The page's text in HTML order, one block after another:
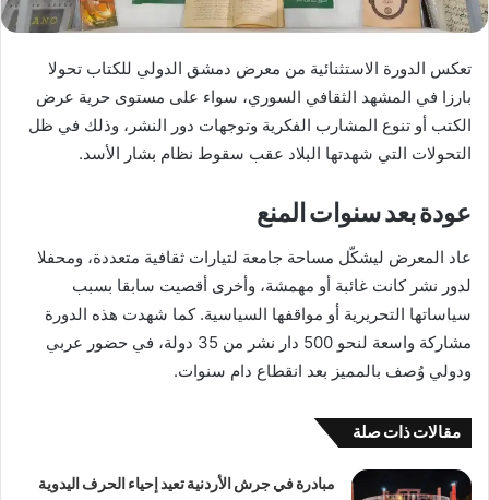
تعكس الدورة الاستثنائية من معرض دمشق الدولي للكتاب تحولا
بارزا في المشهد الثقافي السوري، سواء على مستوى حرية عرض
الكتب أو تنوع المشارب الفكرية وتوجهات دور النشر، وذلك في ظل
التحولات التي شهدتها البلاد عقب سقوط نظام بشار الأسد.
عودة بعد سنوات المنع
عاد المعرض ليشكّل مساحة جامعة لتيارات ثقافية متعددة، ومحفلا
لدور نشر كانت غائبة أو مهمشة، وأخرى أقصيت سابقا بسبب
سياساتها التحريرية أو مواقفها السياسية. كما شهدت هذه الدورة
مشاركة واسعة لنحو 500 دار نشر من 35 دولة، في حضور عربي
ودولي وُصف بالمميز بعد انقطاع دام سنوات.
مقالات ذات صلة
مبادرة في جرش الأردنية تعيد إحياء الحرف اليدوية